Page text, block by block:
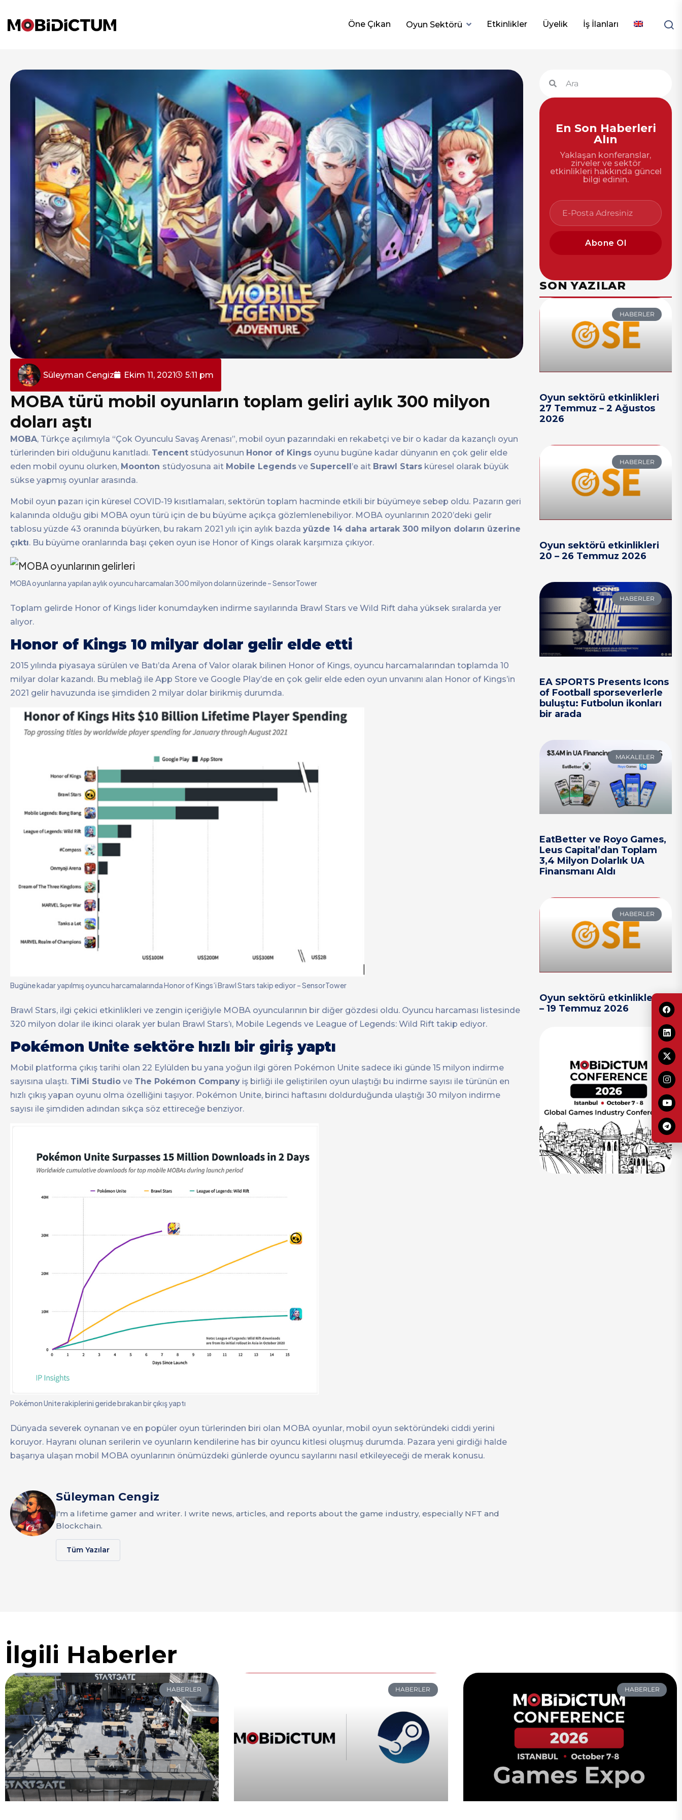
Öne Çıkan Oyun Sektörü Etkinlikler Üyelik İş İlanları
Süleyman Cengiz Ekim 11, 2021 5:11 pm
MOBA türü mobil oyunların toplam geliri aylık 300 milyon
doları aştı
MOBA, Türkçe açılımıyla “Çok Oyunculu Savaş Arenası”, mobil oyun pazarındaki en rekabetçi ve bir o kadar da kazançlı oyun
türlerinden biri olduğunu kanıtladı. Tencent stüdyosunun Honor of Kings oyunu bugüne kadar dünyanın en çok gelir elde
eden mobil oyunu olurken, Moonton stüdyosuna ait Mobile Legends ve Supercell’e ait Brawl Stars küresel olarak büyük
sükse yapmış oyunlar arasında.
Mobil oyun pazarı için küresel COVID-19 kısıtlamaları, sektörün toplam hacminde etkili bir büyümeye sebep oldu. Pazarın geri
kalanında olduğu gibi MOBA oyun türü için de bu büyüme açıkça gözlemlenebiliyor. MOBA oyunlarının 2020’deki gelir
tablosu yüzde 43 oranında büyürken, bu rakam 2021 yılı için aylık bazda yüzde 14 daha artarak 300 milyon doların üzerine
çıktı. Bu büyüme oranlarında başı çeken oyun ise Honor of Kings olarak karşımıza çıkıyor.
MOBA oyunlarına yapılan aylık oyuncu harcamaları 300 milyon doların üzerinde – SensorTower
Toplam gelirde Honor of Kings lider konumdayken indirme sayılarında Brawl Stars ve Wild Rift daha yüksek sıralarda yer
alıyor.
Honor of Kings 10 milyar dolar gelir elde etti
2015 yılında piyasaya sürülen ve Batı’da Arena of Valor olarak bilinen Honor of Kings, oyuncu harcamalarından toplamda 10
milyar dolar kazandı. Bu meblağ ile App Store ve Google Play’de en çok gelir elde eden oyun unvanını alan Honor of Kings’in
2021 gelir havuzunda ise şimdiden 2 milyar dolar birikmiş durumda.
Bugüne kadar yapılmış oyuncu harcamalarında Honor of Kings’i Brawl Stars takip ediyor – SensorTower
Brawl Stars, ilgi çekici etkinlikleri ve zengin içeriğiyle MOBA oyuncularının bir diğer gözdesi oldu. Oyuncu harcaması listesinde
320 milyon dolar ile ikinci olarak yer bulan Brawl Stars’ı, Mobile Legends ve League of Legends: Wild Rift takip ediyor.
Pokémon Unite sektöre hızlı bir giriş yaptı
Mobil platforma çıkış tarihi olan 22 Eylülden bu yana yoğun ilgi gören Pokémon Unite sadece iki günde 15 milyon indirme
sayısına ulaştı. TiMi Studio ve The Pokémon Company iş birliği ile geliştirilen oyun ulaştığı bu indirme sayısı ile türünün en
hızlı çıkış yapan oyunu olma özelliğini taşıyor. Pokémon Unite, birinci haftasını doldurduğunda ulaştığı 30 milyon indirme
sayısı ile şimdiden adından sıkça söz ettireceğe benziyor.
Pokémon Unite rakiplerini geride bırakan bir çıkış yaptı
Dünyada severek oynanan ve en popüler oyun türlerinden biri olan MOBA oyunlar, mobil oyun sektöründeki ciddi yerini
koruyor. Hayranı olunan serilerin ve oyunların kendilerine has bir oyuncu kitlesi oluşmuş durumda. Pazara yeni girdiği halde
başarıya ulaşan mobil MOBA oyunlarının önümüzdeki günlerde oyuncu sayılarını nasıl etkileyeceği de merak konusu.
Süleyman Cengiz
I'm a lifetime gamer and writer. I write news, articles, and reports about the game industry, especially NFT and
Blockchain.
Tüm Yazılar
En Son Haberleri
Alın
Yaklaşan konferanslar,
zirveler ve sektör
etkinlikleri hakkında güncel
bilgi edinin.
Abone Ol
SON YAZILAR
HABERLER
Oyun sektörü etkinlikleri
27 Temmuz – 2 Ağustos
2026
HABERLER
Oyun sektörü etkinlikleri
20 – 26 Temmuz 2026
HABERLER
EA SPORTS Presents Icons
of Football sporseverlerle
buluştu: Futbolun ikonları
bir arada
MAKALELER
EatBetter ve Royo Games,
Leus Capital’dan Toplam
3,4 Milyon Dolarlık UA
Finansmanı Aldı
HABERLER
Oyun sektörü etkinlikleri 13
– 19 Temmuz 2026
İlgili Haberler
HABERLER HABERLER HABERLER